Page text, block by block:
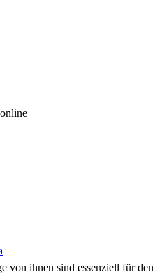
von ihnen sind essenziell für